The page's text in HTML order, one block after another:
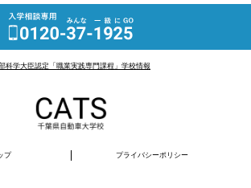
科学大臣認定「職業実践専門課程」学校情報
プ プライバシーポリシー